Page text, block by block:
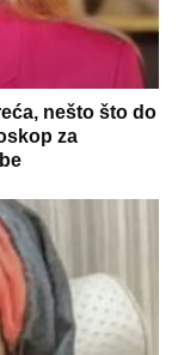
nešto što do
za